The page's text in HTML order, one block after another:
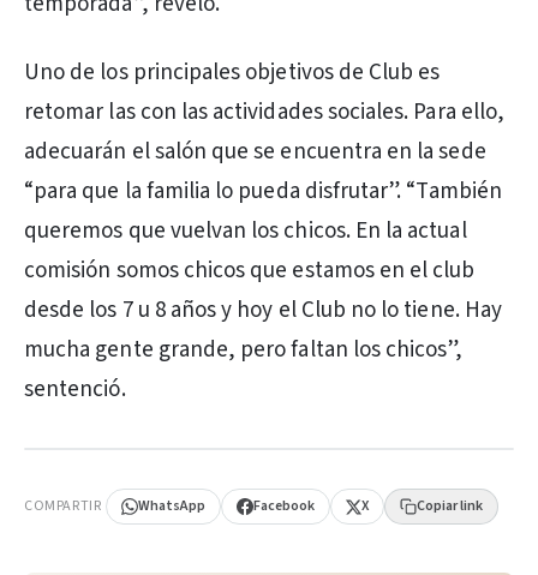
Uno de los principales objetivos de Club es
retomar las con las actividades sociales. Para ello,
adecuarán el salón que se encuentra en la sede
“para que la familia lo pueda disfrutar”. “También
queremos que vuelvan los chicos. En la actual
comisión somos chicos que estamos en el club
desde los 7 u 8 años y hoy el Club no lo tiene. Hay
mucha gente grande, pero faltan los chicos”,
sentenció.
COMPARTIR WhatsApp Facebook X Copiar link